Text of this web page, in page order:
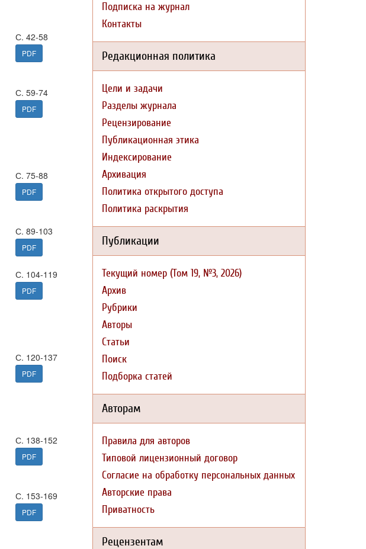
С. 42-58
PDF
С. 59-74
PDF
С. 75-88
PDF
С. 89-103
PDF
С. 104-119
PDF
С. 120-137
PDF
С. 138-152
PDF
С. 153-169
PDF
Подписка на журнал
Контакты
Редакционная политика
Цели и задачи
Разделы журнала
Рецензирование
Публикационная этика
Индексирование
Архивация
Политика открытого доступа
Политика раскрытия
Публикации
Текущий номер (Том 19, №3, 2026)
Архив
Рубрики
Авторы
Статьи
Поиск
Подборка статей
Авторам
Правила для авторов
Типовой лицензионный договор
Согласие на обработку персональных данных
Авторские права
Приватность
Рецензентам